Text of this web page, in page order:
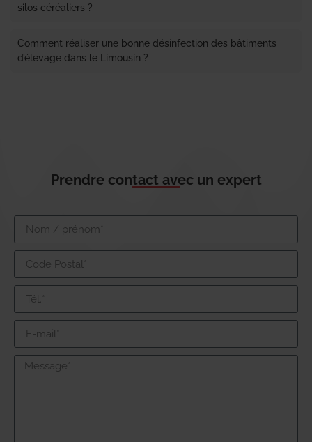
silos céréaliers ?
Comment réaliser une bonne désinfection des bâtiments
d’élevage dans le Limousin ?
Prendre contact avec un expert